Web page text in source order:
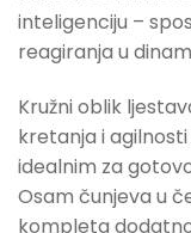
inteligenciju –
reagiranja u
Kružni oblik
kretanja i
idealnim za
Osam čunjeva u
kompleta